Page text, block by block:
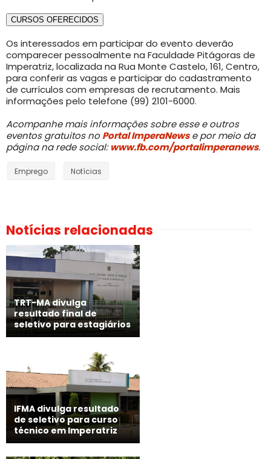
CURSOS OFERECIDOS
Os interessados em participar do evento deverão
comparecer pessoalmente na Faculdade Pitágoras de
Imperatriz, localizada na Rua Monte Castelo, 161, Centro,
para conferir as vagas e participar do cadastramento
de currículos com empresas de recrutamento. Mais
informações pelo telefone (99) 2101-6000.
Acompanhe mais informações sobre esse e outros
eventos gratuitos noPortal ImperaNewse por meio da
página na rede social:www.fb.com/portalimperanews.
Emprego Notícias
Notícias relacionadas
TRT-MA divulga
resultado final de
seletivo para estagiários
IFMA divulga resultado
de seletivo para curso
técnico em Imperatriz